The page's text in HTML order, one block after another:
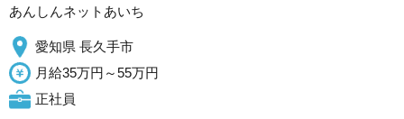
あんしんネットあいち
愛知県 長久手市
月給35万円～55万円
正社員